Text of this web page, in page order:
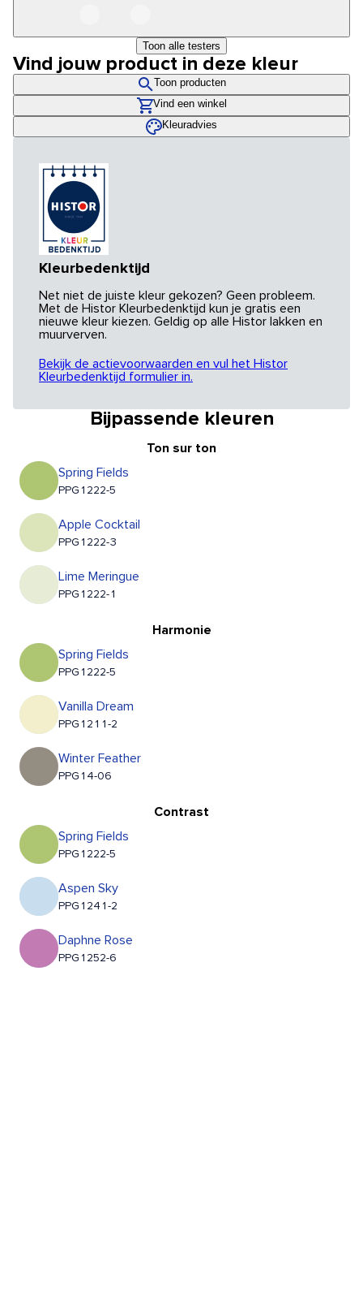
Toon alle testers
Vind jouw product in deze kleur
Toon producten
Vind een winkel
Kleuradvies
Kleurbedenktijd
Net niet de juiste kleur gekozen? Geen probleem.
Met de Histor Kleurbedenktijd kun je gratis een
nieuwe kleur kiezen. Geldig op alle Histor lakken en
muurverven.
Bekijk de actievoorwaarden en vul het Histor
Kleurbedenktijd formulier in.
Bijpassende kleuren
Ton sur ton
Spring Fields
PPG1222-5
Apple Cocktail
PPG1222-3
Lime Meringue
PPG1222-1
Harmonie
Spring Fields
PPG1222-5
Vanilla Dream
PPG1211-2
Winter Feather
PPG14-06
Contrast
Spring Fields
PPG1222-5
Aspen Sky
PPG1241-2
Daphne Rose
PPG1252-6